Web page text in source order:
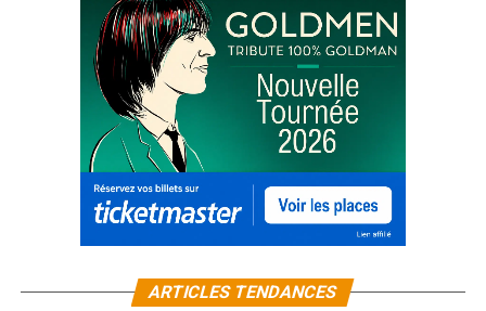
ARTICLES TENDANCES